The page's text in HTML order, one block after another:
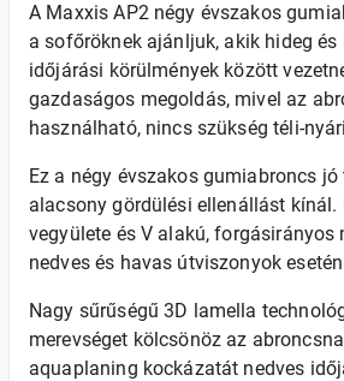
A Maxxis AP2 négy évszakos
a sofőröknek ajánljuk, akik hideg
időjárási körülmények között
gazdaságos megoldás, mivel az
használható, nincs szükség téli-
Ez a négy évszakos gumiabroncs
alacsony gördülési ellenállást
vegyülete és V alakú,
nedves és havas útviszonyok
Nagy sűrűségű 3D lamella
merevséget kölcsönöz az
aquaplaning kockázatát nedves